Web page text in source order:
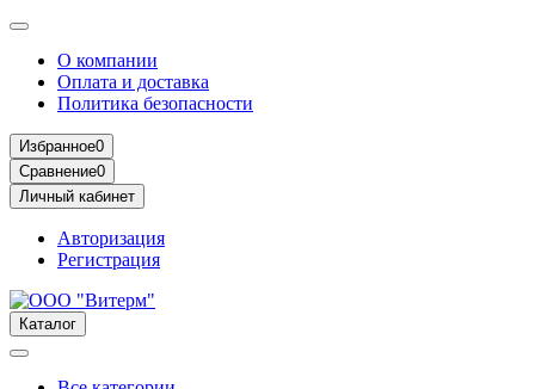
О компании
Оплата и доставка
Политика безопасности
Избранное0
Сравнение0
Личный кабинет
Авторизация
Регистрация
Каталог